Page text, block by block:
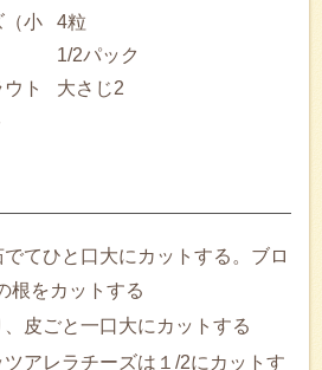
（小
ト
4粒
1/2パック
大さじ2
でてひと口大にカットする。ブロ
根をカットする
、皮ごと一口大にカットする
ツアレラチーズは１/2にカットす